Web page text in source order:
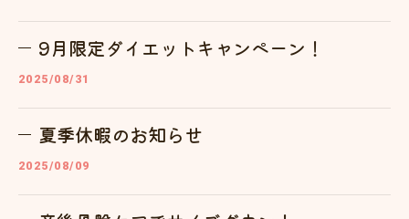
9月限定ダイエットキャンペーン！
2025/08/31
夏季休暇のお知らせ
2025/08/09